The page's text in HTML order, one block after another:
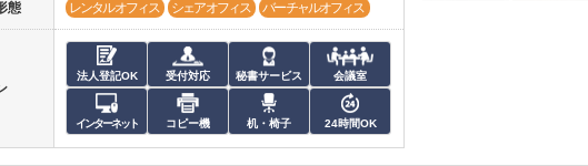
態 レンタルオフィス シェアオフィス バーチャルオフィス
法人登記OK 受付対応 秘書サービス 会議室
インターネット コピー機 机・椅子 24時間OK